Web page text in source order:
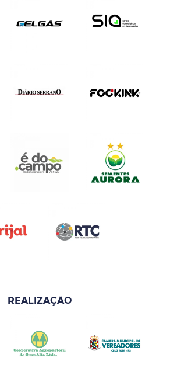
REALIZAÇÃO